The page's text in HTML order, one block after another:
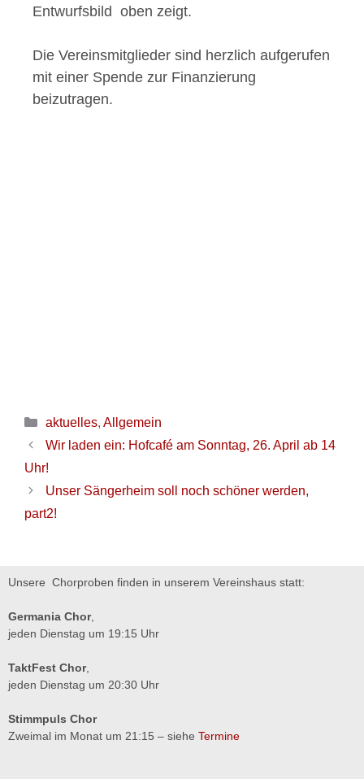
Entwurfsbild oben zeigt.
Die Vereinsmitglieder sind herzlich aufgerufen
mit einer Spende zur Finanzierung
beizutragen.
aktuelles, Allgemein
Wir laden ein: Hofcafé am Sonntag, 26. April ab 14
Uhr!
Unser Sängerheim soll noch schöner werden,
part2!
Unsere Chorproben finden in unserem Vereinshaus statt:
Germania Chor,
jeden Dienstag um 19:15 Uhr
TaktFest Chor,
jeden Dienstag um 20:30 Uhr
Stimmpuls Chor
Zweimal im Monat um 21:15 – siehe Termine